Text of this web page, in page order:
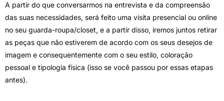
A partir do que conversarmos na entrevista e da compreensão
das suas necessidades, será feito uma visita presencial ou online
no seu guarda-roupa/closet, e a partir disso, iremos juntos retirar
as peças que não estiverem de acordo com os seus desejos de
imagem e consequentemente com o seu estilo, coloração
pessoal e tipologia física (isso se você passou por essas etapas
antes).